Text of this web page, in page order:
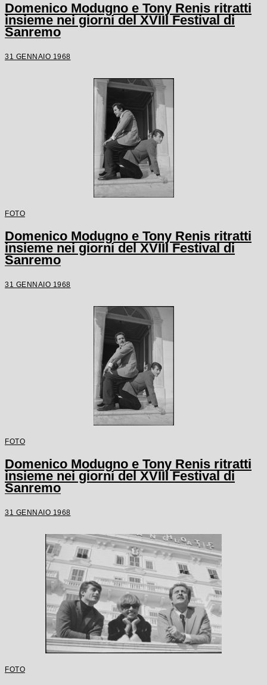
Domenico Modugno e Tony Renis ritratti
insieme nei giorni del XVIII Festival di
Sanremo
31 GENNAIO 1968
FOTO
Domenico Modugno e Tony Renis ritratti
insieme nei giorni del XVIII Festival di
Sanremo
31 GENNAIO 1968
FOTO
Domenico Modugno e Tony Renis ritratti
insieme nei giorni del XVIII Festival di
Sanremo
31 GENNAIO 1968
FOTO